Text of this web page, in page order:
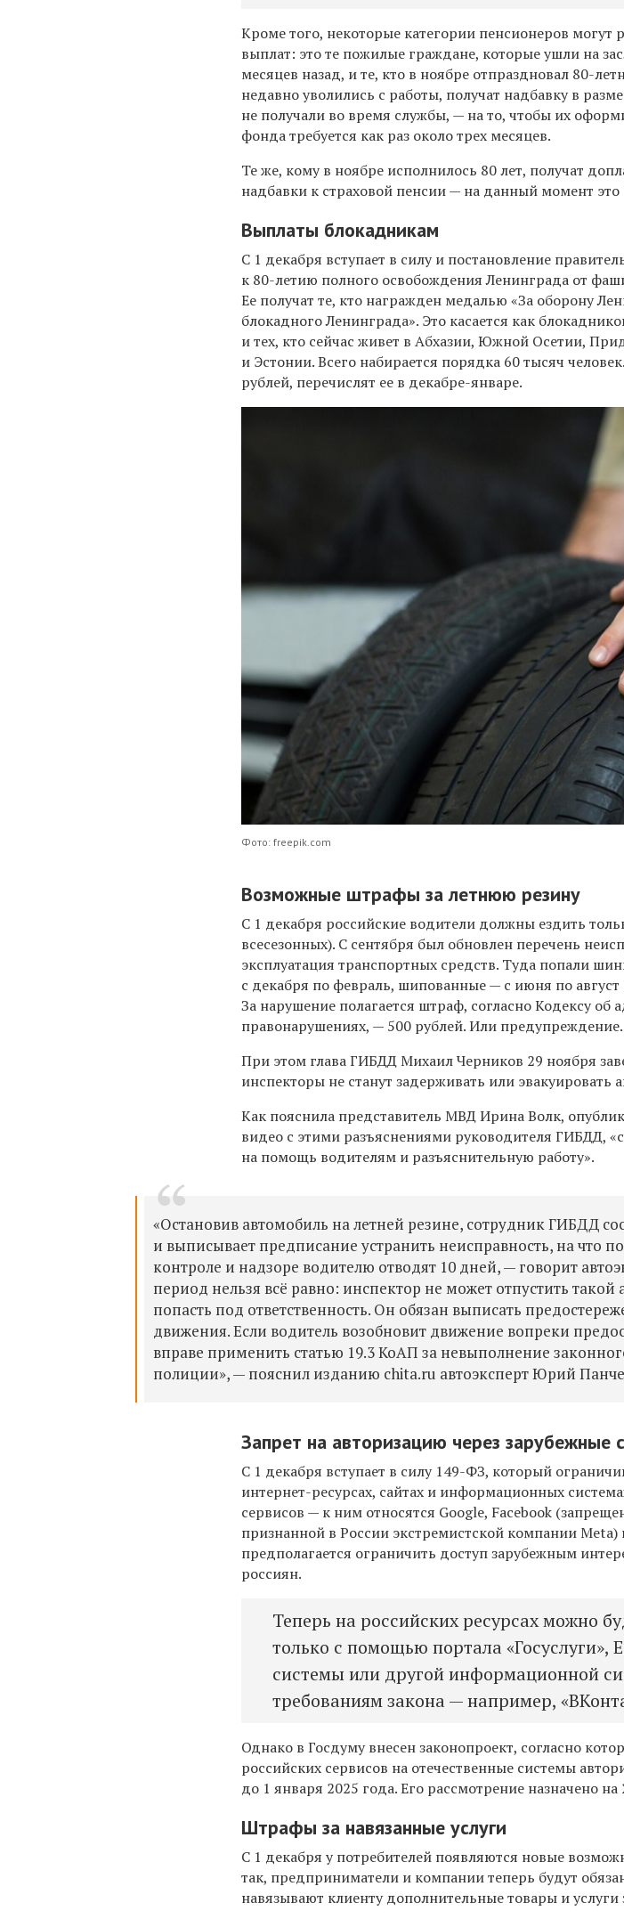
Кроме того, некоторые категории пенсионеров могут
выплат: это те пожилые граждане, которые ушли на
месяцев назад, и те, кто в ноябре отпраздновал 80-
недавно уволились с работы, получат надбавку в
не получали во время службы, — на то, чтобы их
фонда требуется как раз около трех месяцев.
Те же, кому в ноябре исполнилось 80 лет, получат
надбавки к страховой пенсии — на данный момент это
Выплаты блокадникам
С 1 декабря вступает в силу и постановление
к 80-летию полного освобождения Ленинграда от
Ее получат те, кто награжден медалью «За оборону
блокадного Ленинграда». Это касается как
и тех, кто сейчас живет в Абхазии, Южной Осетии,
и Эстонии. Всего набирается порядка 60 тысяч
рублей, перечислят ее в декабре-январе.
Фото: freepik.com
Возможные штрафы за летнюю резину
С 1 декабря российские водители должны ездить
всесезонных). С сентября был обновлен перечень
эксплуатация транспортных средств. Туда попали
с декабря по февраль, шипованные — с июня по
За нарушение полагается штраф, согласно Кодексу об
правонарушениях, — 500 рублей. Или предупреждение.
При этом глава ГИБДД Михаил Черников 29 ноября
инспекторы не станут задерживать или эвакуировать
Как пояснила представитель МВД Ирина Волк,
видео с этими разъяснениями руководителя ГИБДД,
на помощь водителям и разъяснительную работу».
«Остановив автомобиль на летней резине, сотрудник ГИБДД
и выписывает предписание устранить неисправность, на что
контроле и надзоре водителю отводят 10 дней, — говорит
период нельзя всё равно: инспектор не может отпустить такой
попасть под ответственность. Он обязан выписать
движения. Если водитель возобновит движение вопреки
вправе применить статью 19.3 КоАП за невыполнение
полиции», — пояснил изданию chita.ru автоэксперт Юрий
Запрет на авторизацию через зарубежные
С 1 декабря вступает в силу 149-ФЗ, который
интернет-ресурсах, сайтах и информационных
сервисов — к ним относятся Google, Facebook
признанной в России экстремистской компании
предполагается ограничить доступ зарубежным
россиян.
Теперь на российских ресурсах можно
только с помощью портала «Госуслуги»,
системы или другой информационной
требованиям закона — например,
Однако в Госдуму внесен законопроект, согласно
российских сервисов на отечественные системы
до 1 января 2025 года. Его рассмотрение назначено
Штрафы за навязанные услуги
С 1 декабря у потребителей появляются новые
так, предприниматели и компании теперь будут
навязывают клиенту дополнительные товары и услуги